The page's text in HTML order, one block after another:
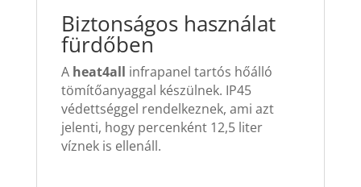
Biztonságos használat
fürdőben
A heat4all infrapanel tartós hőálló
tömítőanyaggal készülnek. IP45
védettséggel rendelkeznek, ami azt
jelenti, hogy percenként 12,5 liter
víznek is ellenáll.